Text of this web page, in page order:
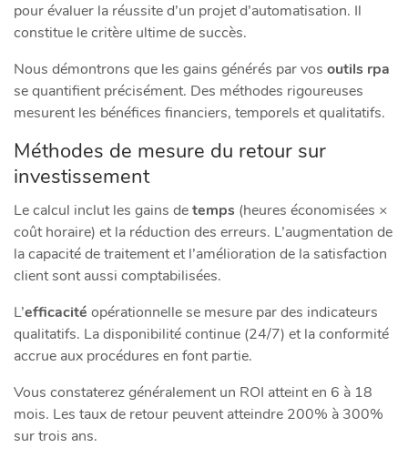
pour évaluer la réussite d’un projet d’automatisation. Il
constitue le critère ultime de succès.
Nous démontrons que les gains générés par vos outils rpa
se quantifient précisément. Des méthodes rigoureuses
mesurent les bénéfices financiers, temporels et qualitatifs.
Méthodes de mesure du retour sur
investissement
Le calcul inclut les gains detemps (heures économisées ×
coût horaire) et la réduction des erreurs. L’augmentation de
la capacité de traitement et l’amélioration de la satisfaction
client sont aussi comptabilisées.
L’efficacité opérationnelle se mesure par des indicateurs
qualitatifs. La disponibilité continue (24/7) et la conformité
accrue aux procédures en font partie.
Vous constaterez généralement un ROI atteint en 6 à 18
mois. Les taux de retour peuvent atteindre 200% à 300%
sur trois ans.